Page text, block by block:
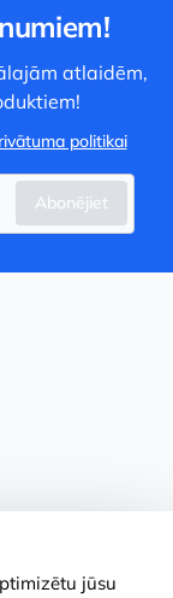
atlaidēm,
politikai
Abonējiet
jūsu